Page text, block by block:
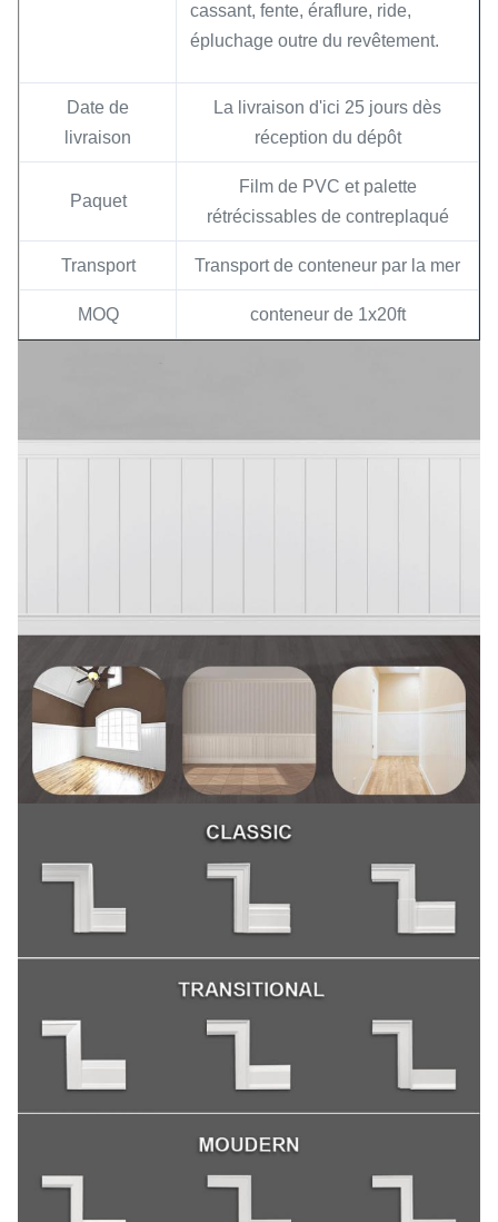
cassant, fente, éraflure, ride,
épluchage outre du revêtement.
Date de
livraison
La livraison d'ici 25 jours dès
réception du dépôt
Paquet
Film de PVC et palette
rétrécissables de contreplaqué
Transport Transport de conteneur par la mer
MOQ conteneur de 1x20ft